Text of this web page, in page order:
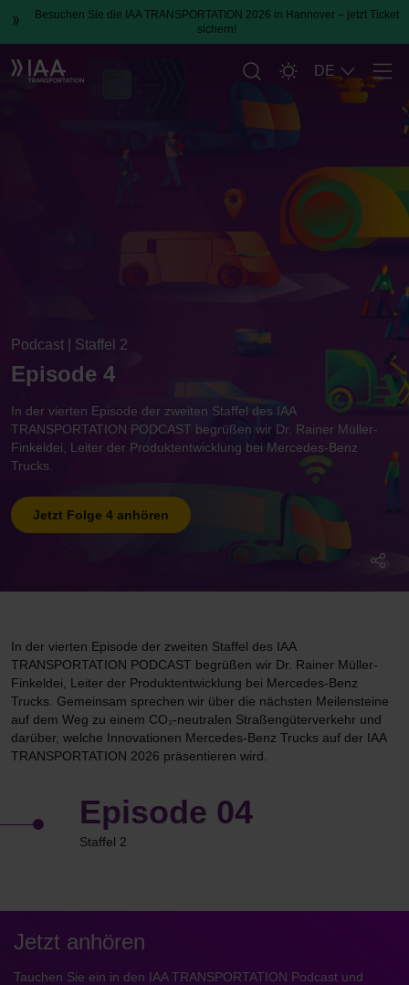
Besuchen Sie die IAA TRANSPORTATION 2026 in Hannover – jetzt Ticket
sichern!
DE
Podcast | Staffel 2
Episode 4
In der vierten Episode der zweiten Staffel des IAA
TRANSPORTATION PODCAST begrüßen wir Dr. Rainer Müller-
Finkeldei, Leiter der Produktentwicklung bei Mercedes-Benz
Trucks.
Jetzt Folge 4 anhören
In der vierten Episode der zweiten Staffel des IAA
TRANSPORTATION PODCAST begrüßen wir Dr. Rainer Müller-
Finkeldei, Leiter der Produktentwicklung bei Mercedes-Benz
Trucks. Gemeinsam sprechen wir über die nächsten Meilensteine
auf dem Weg zu einem CO₂-neutralen Straßengüterverkehr und
darüber, welche Innovationen Mercedes-Benz Trucks auf der IAA
TRANSPORTATION 2026 präsentieren wird.
Episode 04
Staffel 2
Jetzt anhören
Tauchen Sie ein in den IAA TRANSPORTATION Podcast und